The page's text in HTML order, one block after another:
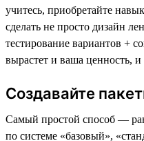
учитесь, приобретайте
сделать не просто дизайн
тестирование вариантов +
вырастет и ваша ценность,
Создавайте
Самый простой способ —
по системе «базовый»,